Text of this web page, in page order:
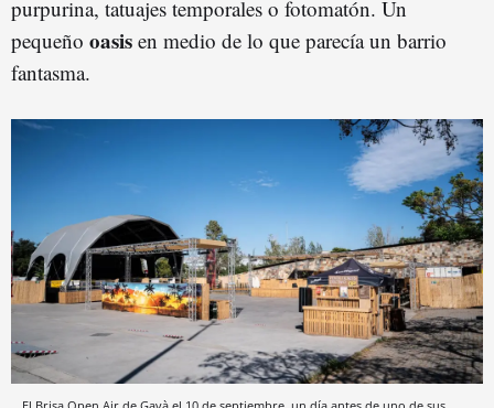
purpurina, tatuajes temporales o fotomatón. Un
pequeño oasis en medio de lo que parecía un barrio
fantasma.